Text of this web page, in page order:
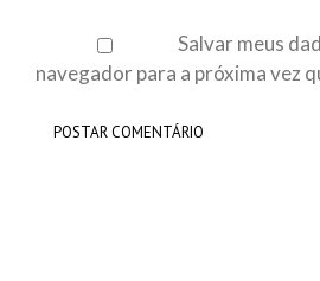
Salvar meus
navegador para a próxima vez